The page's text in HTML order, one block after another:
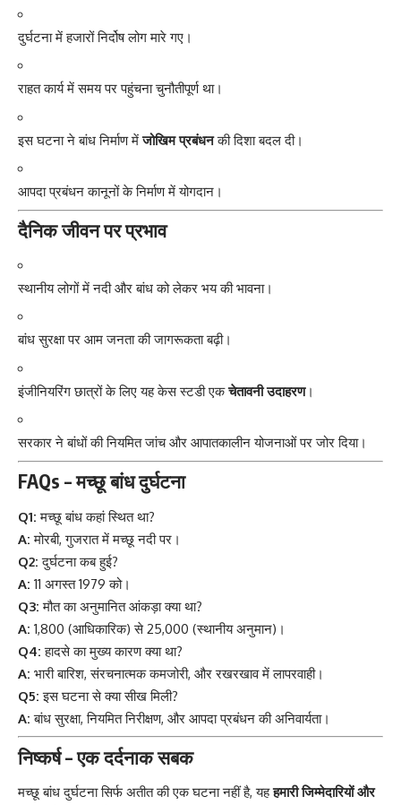
दुर्घटना में हजारों निर्दोष लोग मारे गए।
राहत कार्य में समय पर पहुंचना चुनौतीपूर्ण था।
इस घटना ने बांध निर्माण मेंजोखिम प्रबंधनकी दिशा बदल दी।
आपदा प्रबंधन कानूनों के निर्माण में योगदान।
दैनिक जीवन पर प्रभाव
स्थानीय लोगों में नदी और बांध को लेकर भय की भावना।
बांध सुरक्षा पर आम जनता की जागरूकता बढ़ी।
इंजीनियरिंग छात्रों के लिए यह केस स्टडी एकचेतावनी उदाहरण।
सरकार ने बांधों की नियमित जांच और आपातकालीन योजनाओं पर जोर दिया।
FAQs – मच्छू बांध दुर्घटना
Q1: मच्छू बांध कहां स्थित था?
A: मोरबी, गुजरात में मच्छू नदी पर।
Q2: दुर्घटना कब हुई?
A: 11 अगस्त 1979 को।
Q3: मौत का अनुमानित आंकड़ा क्या था?
A: 1,800 (आधिकारिक) से 25,000 (स्थानीय अनुमान)।
Q4: हादसे का मुख्य कारण क्या था?
A: भारी बारिश, संरचनात्मक कमजोरी, और रखरखाव में लापरवाही।
Q5: इस घटना से क्या सीख मिली?
A: बांध सुरक्षा, नियमित निरीक्षण, और आपदा प्रबंधन की अनिवार्यता।
निष्कर्ष – एक दर्दनाक सबक
मच्छू बांधदुर्घटना सिर्फ अतीत की एक घटना नहीं है, यहहमारी जिम्मेदारियों और